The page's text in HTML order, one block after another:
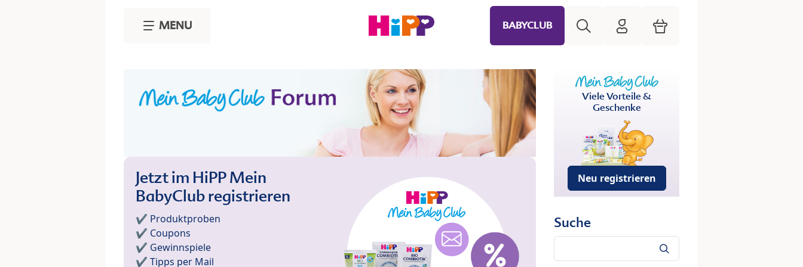
MENU BABYCLUB HiPP Mein Babyclub
Warenkorb
Jetzt im HiPP Mein
BabyClub registrieren
✔️ Produktproben
✔️ Coupons
✔️ Gewinnspiele
✔️ Tipps per Mail
Viele Vorteile &
Geschenke
Neu registrieren
Suche